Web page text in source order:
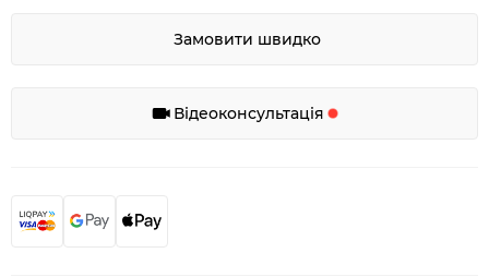
Замовити швидко
Відеоконсультація